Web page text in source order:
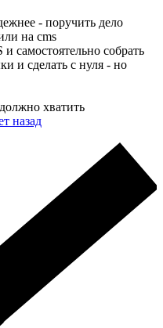
- поручить дело
на cms
самостоятельно собрать
и сделать с нуля - но
хватить
назад